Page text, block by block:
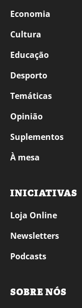
Economia
Cultura
Educação
Desporto
Temáticas
Opinião
Suplementos
À mesa
INICIATIVAS
Loja Online
Newsletters
Podcasts
SOBRE NÓS